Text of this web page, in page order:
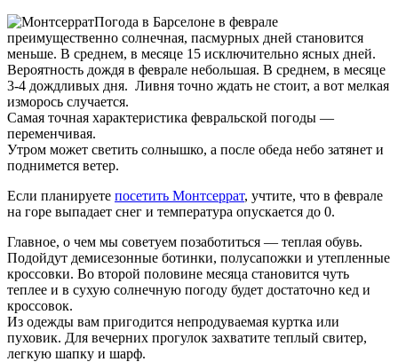
Погода в Барселоне в феврале
преимущественно солнечная, пасмурных дней становится
меньше. В среднем, в месяце 15 исключительно ясных дней.
Вероятность дождя в феврале небольшая. В среднем, в месяце
3-4 дождливых дня. Ливня точно ждать не стоит, а вот мелкая
изморось случается.
Самая точная характеристика февральской погоды —
переменчивая.
Утром может светить солнышко, а после обеда небо затянет и
поднимется ветер.
Если планируете посетить Монтсеррат, учтите, что в феврале
на горе выпадает снег и температура опускается до 0.
Главное, о чем мы советуем позаботиться — теплая обувь.
Подойдут демисезонные ботинки, полусапожки и утепленные
кроссовки. Во второй половине месяца становится чуть
теплее и в сухую солнечную погоду будет достаточно кед и
кроссовок.
Из одежды вам пригодится непродуваемая куртка или
пуховик. Для вечерних прогулок захватите теплый свитер,
легкую шапку и шарф.